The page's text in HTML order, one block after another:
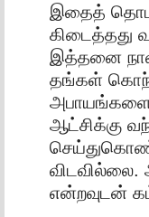
இதைத்
கிடைத்தது
இத்தனை
தங்கள்
அபாயங்களை
ஆட்சிக்கு
விடவில்லை.
என்றவுடன்